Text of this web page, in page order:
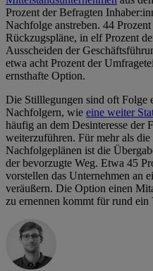
Prozent der Befragten
Nachfolge anstreben. 44
Rückzugspläne, in elf Prozent
Ausscheiden der
etwa acht Prozent der
ernsthafte Option.
Die Stilllegungen sind oft Folge
Nachfolgern, wie eine weiter
häufig an dem Desinteresse der
weiterzuführen. Für mehr als
Nachfolgeplänen ist die
der bevorzugte Weg. Etwa 45
vorstellen das Unternehmen an
veräußern. Die Option einen
zu ernennen kommt für rund ein